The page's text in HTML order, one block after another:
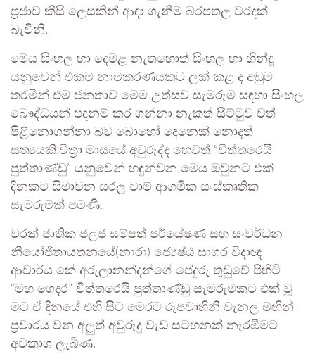
ප්‍රජාව කිසි ලෙසකින් ආඳා ගැනීම බරපතල වරදක්
බැවිනි.
මෙය සිංහල හා දෙමළ නැතහොත් සිංහල හා හින්දු
යනුවෙන් එකම නාමකරණයකට ලක් කළ ද අඩුම
තරමින් එම ජනතාව මෙම උත්සව සැමරුම සඳහා සිංහල
බෞද්ධයන් පදනම් කර ගන්නා නැකත් සීට්ටුව වත්
පිළිනොගන්නා බව බොහෝ දෙනෙක් නොදත්
සත්‍යයකි.චිත්‍රා මාසයේ අවුරුද්ද හෙවත් “චිත්තරෙයි
පුත්තාණ්ඩු” යනුවෙන් හඳුන්වන මෙය ඔවුනට එක්
දිනකට සීමාවන සරල චාම් ආගමික සංස්කෘතික
සැමරුමක් පමණි.
වරක් ජාතික ජලජ සම්පත් පර්යේෂණ සහ සංවර්ධන
නියෝජිතායතනයේ(නාරා) ජ්‍යෙෂ්ඨ සාගර විදාඥ
ආචාර්ය කේ අරුලානන්දන්ගේ පේදුරු තුඩුවේ පිහිටි
“මහ ගෙදර” චිත්තරෙයි පුත්තාණ්ඩු සැමරුමකට එක් වූ
මට ඒ දිනයේ එහි සිට මෙරට රූපවාහිනී වැනල මඟින්
ප්‍රචාරය වන අලුත් අවුරුදු වැඩ සටහනක් නැරඹීමට
අවකාශ ලැබිණ.